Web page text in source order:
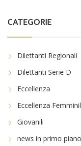
CATEGORIE
Dilettanti Regionali
Dilettanti Serie D
Eccellenza
Eccellenza Femminile
Giovanili